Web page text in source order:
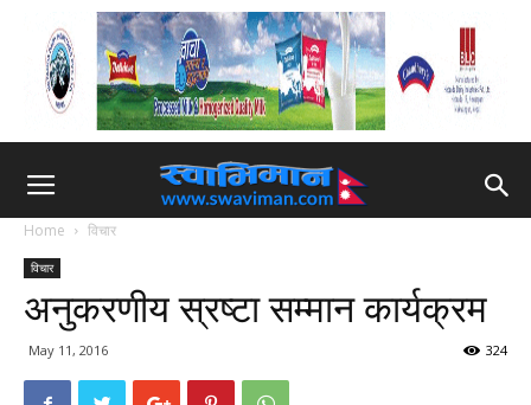
Home विचार
विचार
अनुकरणीय स्रष्टा सम्मान कार्यक्रम
May 11, 2016 324